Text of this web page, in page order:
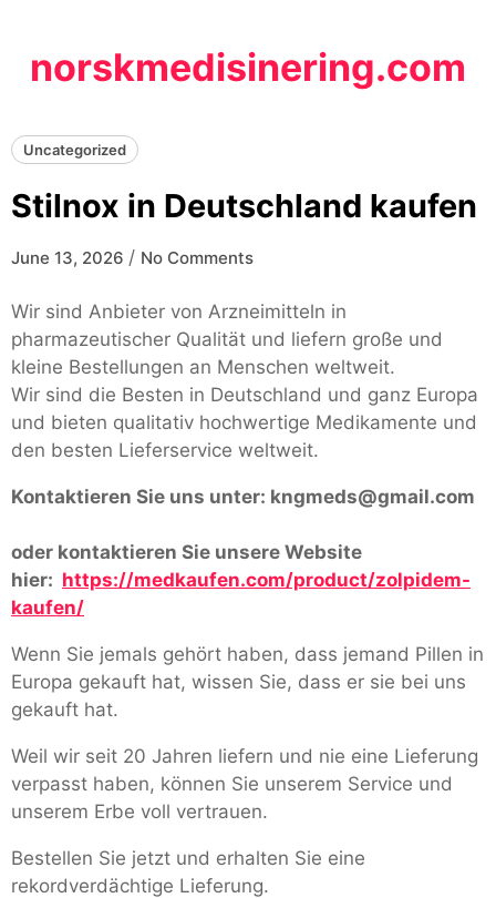
contentnorskmedisinering.com
Uncategorized
Stilnox in Deutschland kaufen
June 13, 2026 / No Comments
Wir sind Anbieter von Arzneimitteln in
pharmazeutischer Qualität und liefern große und
kleine Bestellungen an Menschen weltweit.
Wir sind die Besten in Deutschland und ganz Europa
und bieten qualitativ hochwertige Medikamente und
den besten Lieferservice weltweit.
Kontaktieren Sie uns unter: kngmeds@gmail.com
oder kontaktieren Sie unsere Website
hier: https://medkaufen.com/product/zolpidem-
kaufen/
Wenn Sie jemals gehört haben, dass jemand Pillen in
Europa gekauft hat, wissen Sie, dass er sie bei uns
gekauft hat.
Weil wir seit 20 Jahren liefern und nie eine Lieferung
verpasst haben, können Sie unserem Service und
unserem Erbe voll vertrauen.
Bestellen Sie jetzt und erhalten Sie eine
rekordverdächtige Lieferung.